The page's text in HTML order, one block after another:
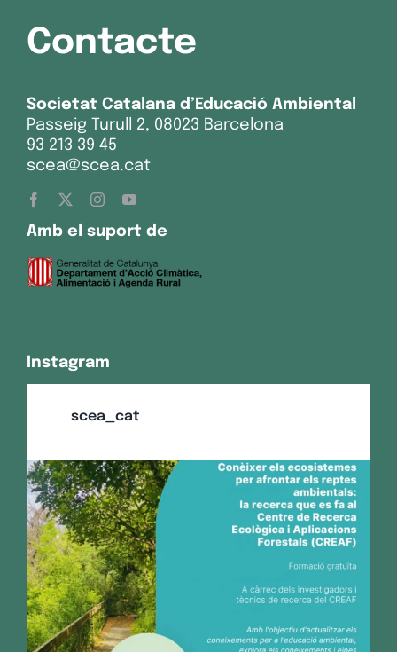
Contacte
Societat Catalana d’Educació Ambiental
Passeig Turull 2, 08023 Barcelona
93 213 39 45
scea@scea.cat
Amb el suport de
Instagram
scea_cat